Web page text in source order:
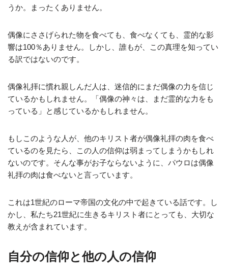
うか。まったくありません。
偶像にささげられた物を食べても、食べなくても、霊的な影
響は100％ありません。しかし、誰もが、この真理を知ってい
る訳ではないのです。
偶像礼拝に慣れ親しんだ人は、迷信的にまだ偶像の力を信じ
ているかもしれません。「偶像の神々は、まだ霊的な力をも
っている」と感じているかもしれません。
もしこのような人が、他のキリスト者が偶像礼拝の肉を食べ
ているのを見たら、この人の信仰は弱まってしまうかもしれ
ないのです。そんな事がお子ならないように、パウロは偶像
礼拝の肉は食べないと言っています。
これは1世紀のローマ帝国の文化の中で起きている話です。し
かし、私たち21世紀に生きるキリスト者にとっても、大切な
教えが含まれています。
自分の信仰と他の人の信仰